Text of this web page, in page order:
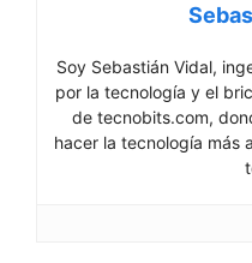
Soy Sebastián Vidal,
por la tecnología y el
de tecnobits.com,
hacer la tecnología más